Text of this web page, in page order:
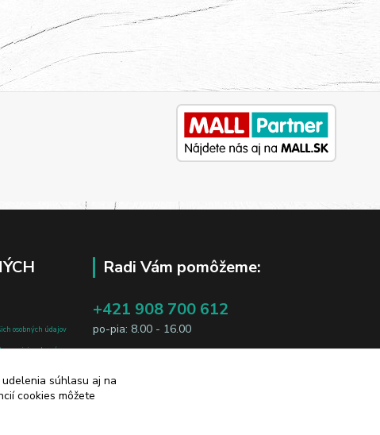
osobných údajov
svojej osobe, sú
Radi Vám pomôžeme:
+421 908 700 612
po-pia: 8.00 - 16.00
súhlasu aj na
cookies môžete